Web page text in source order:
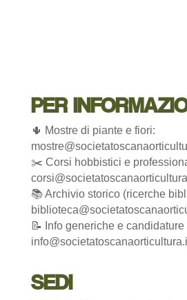
PER
🌵 Mostre di piante e fiori:
✂️ Corsi hobbistici e
📚 Archivio storico (ricerche
📝 Info generiche e
SEDI